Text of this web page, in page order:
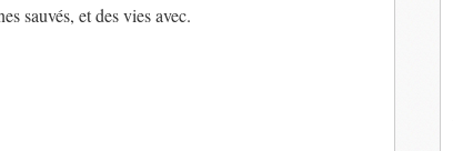
sauvés, et des vies avec.